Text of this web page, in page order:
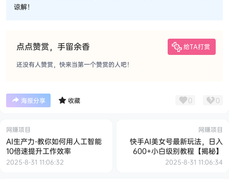
谅解！
点点赞赏，手留余香 给TA打赏
还没有人赞赏，快来当第一个赞赏的人吧！
海报分享 收藏 0 0
网赚项目
AI生产力-教你如何用人工智能
10倍速提升工作效率
2025-8-31 11:06:32
网赚项目
快手AI美女号最新玩法，日入
600+小白级别教程【揭秘】
2025-8-31 11:06:34